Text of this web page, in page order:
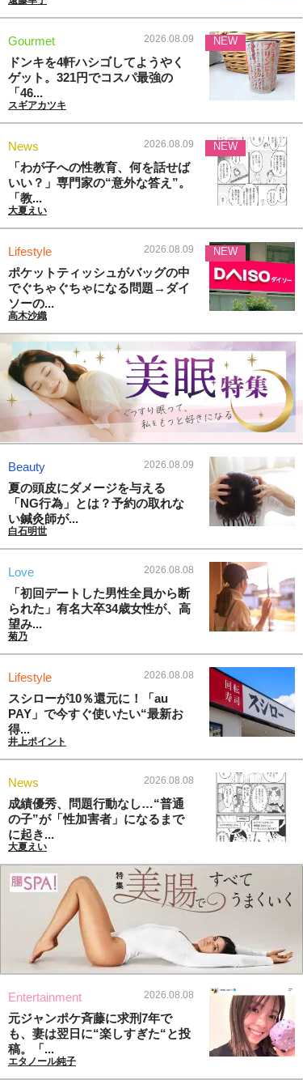
Gourmet 2026.08.09
ドンキを4軒ハシゴしてようやく
ゲット。321円でコスパ最強の
「46...
スギアカツキ
NEW
News 2026.08.09
「わが子への性教育、何を話せば
いい？」専門家の“意外な答え”。
「教...
大夏えい
NEW
Lifestyle 2026.08.09
ポケットティッシュがバッグの中
でぐちゃぐちゃになる問題→ダイ
ソーの...
高木沙織
NEW
Beauty 2026.08.09
夏の頭皮にダメージを与える
「NG行為」とは？予約の取れな
い鍼灸師が...
白石明世
Love 2026.08.08
「初回デートした男性全員から断
られた」有名大卒34歳女性が、高
望み...
菊乃
Lifestyle 2026.08.08
スシローが10％還元に！「au
PAY」で今すぐ使いたい“最新お
得...
井上ポイント
News 2026.08.08
成績優秀、問題行動なし…“普通
の子”が「性加害者」になるまで
に起き...
大夏えい
Entertainment 2026.08.08
元ジャンポケ斉藤に求刑7年で
も、妻は翌日に“楽しすぎた“と投
稿。「...
エタノール純子